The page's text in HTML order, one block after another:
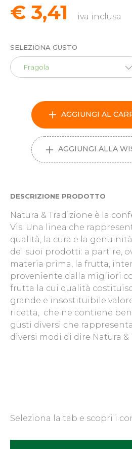
€ 3,41 iva inclusa
SELEZIONA GUSTO
Fragola
AGGIUNGI AL
AGGIUNGI ALLA
DESCRIZIONE PRODOTTO
Natura & Tradizione è la
Vis. Una linea che
qualità, la cura e la
dei suoi prodotti: a partire,
materia prima, la frutta,
proveniente dalla migliori
frutta la cui qualità
grande e insostituibile
ricetta, che ne contiene
gusti diversi che
diversi modi di dire Natura &
Seleziona la tab e scopri i